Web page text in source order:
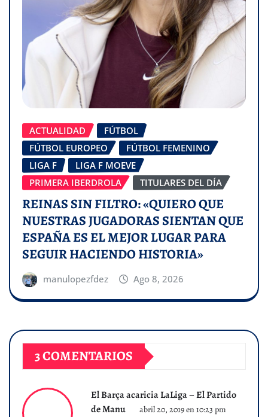
ACTUALIDAD
FÚTBOL
FÚTBOL EUROPEO
FÚTBOL FEMENINO
LIGA F
LIGA F MOEVE
PRIMERA IBERDROLA
TITULARES DEL DÍA
REINAS SIN FILTRO: «QUIERO QUE
NUESTRAS JUGADORAS SIENTAN QUE
ESPAÑA ES EL MEJOR LUGAR PARA
SEGUIR HACIENDO HISTORIA»
manulopezfdez Ago 8, 2026
3 COMENTARIOS
El Barça acaricia LaLiga – El Partido
de Manu
abril 20, 2019 en 10:23 pm